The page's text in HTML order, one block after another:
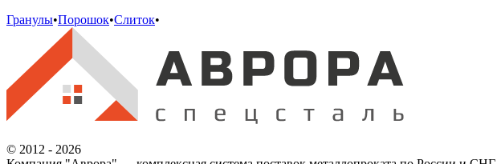
Гранулы•Порошок•Слиток•
© 2012 - 2026